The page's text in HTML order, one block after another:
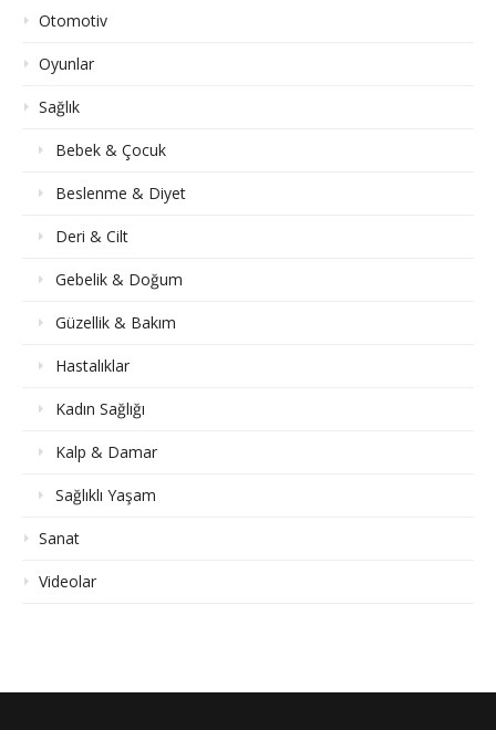
Otomotiv
Oyunlar
Sağlık
Bebek & Çocuk
Beslenme & Diyet
Deri & Cilt
Gebelik & Doğum
Güzellik & Bakım
Hastalıklar
Kadın Sağlığı
Kalp & Damar
Sağlıklı Yaşam
Sanat
Videolar